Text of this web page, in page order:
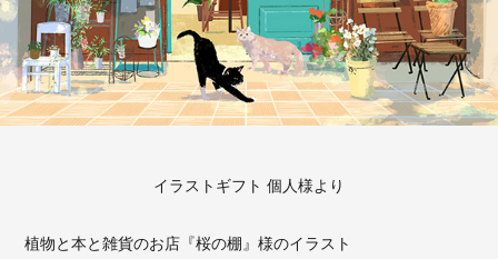
イラストギフト 個人様より
植物と本と雑貨のお店『桜の棚』様のイラスト